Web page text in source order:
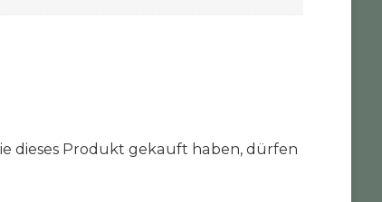
dieses Produkt gekauft haben, dürfen